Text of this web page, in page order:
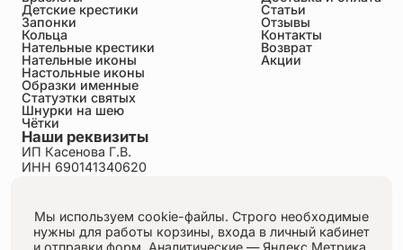
Детские крестики
Запонки
Кольца
Нательные крестики
Нательные иконы
Настольные иконы
Образки именные
Статуэтки святых
Шнурки на шею
Чётки
Статьи
Отзывы
Контакты
Возврат
Акции
Наши реквизиты
ИП Касенова Г.В.
ИНН 690141340620
Пользовательское соглашение
Публичная оферта
Согласие на обработку персональных данных
Мы используем cookie-файлы. Строго необходимые
нужны для работы корзины, входа в личный кабинет
и отправки форм. Аналитические — Яндекс.Метрика,